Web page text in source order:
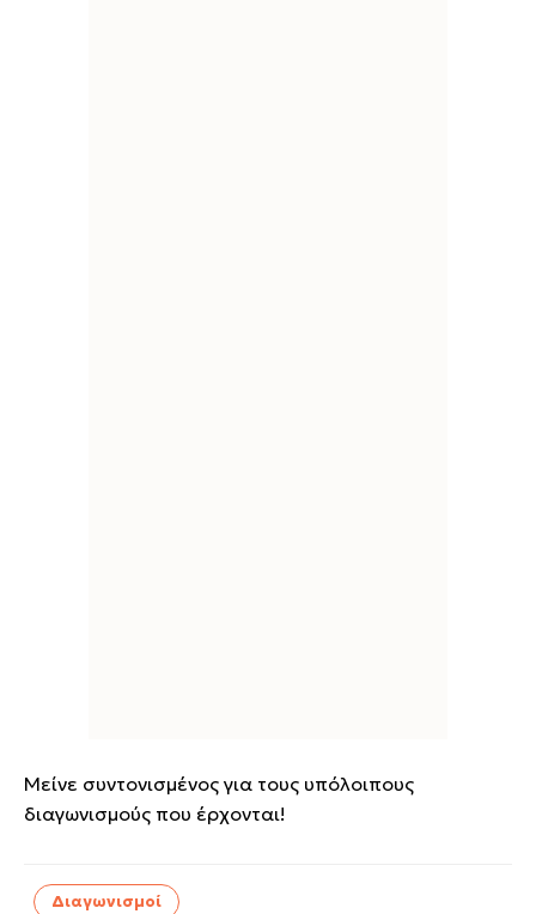
Μείνε συντονισμένος για τους υπόλοιπους
διαγωνισμούς που έρχονται!
Διαγωνισμοί